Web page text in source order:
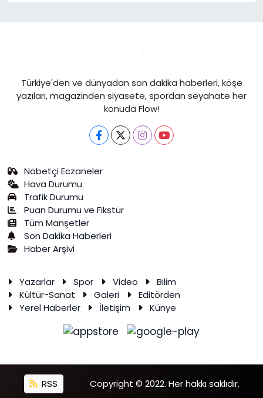
Türkiye'den ve dünyadan son dakika haberleri, köşe
yazıları, magazinden siyasete, spordan seyahate her
konuda Flow!
Nöbetçi Eczaneler
Hava Durumu
Trafik Durumu
Puan Durumu ve Fikstür
Tüm Manşetler
Son Dakika Haberleri
Haber Arşivi
Yazarlar Spor Video
Bilim
Kültür-Sanat
Galeri
Editörden
Yerel Haberler
İletişim Künye
RSS Copyright © 2022. Her hakkı saklıdır.